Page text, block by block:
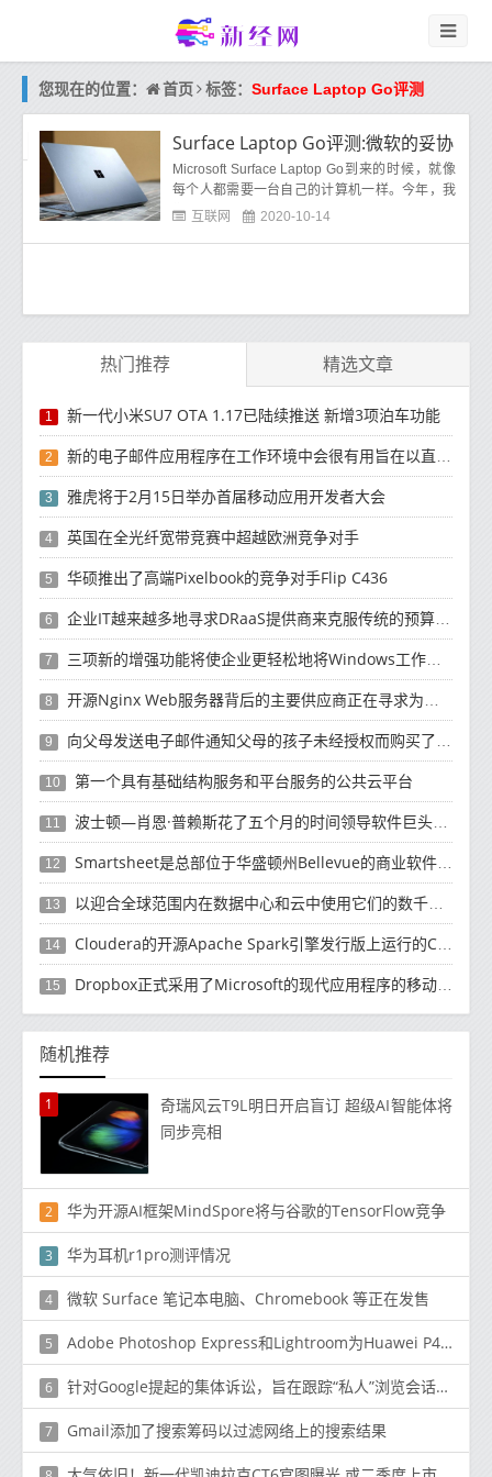
您现在的位置： 首页 标签： Surface Laptop Go评测
Surface Laptop Go评测:微软的妥协
Microsoft Surface Laptop Go到来的时候，就像
每个人都需要一台自己的计算机一样。今年，我
们对计算机的期望以及对计算机的需求已发生了
互联网 2020-10-14
热门推荐 精选文章
1 新一代小米SU7 OTA 1.17已陆续推送 新增3项泊车功能
2 新的电子邮件应用程序在工作环境中会很有用旨在以直观方式组织电子邮件收件箱的新功能
3 雅虎将于2月15日举办首届移动应用开发者大会
4 英国在全光纤宽带竞赛中超越欧洲竞争对手
5 华硕推出了高端Pixelbook的竞争对手Flip C436
6 企业IT越来越多地寻求DRaaS提供商来克服传统的预算资源和复杂性挑战
7 三项新的增强功能将使企业更轻松地将Windows工作负载迁移到云
8 开源Nginx Web服务器背后的主要供应商正在寻求为未来10年的增长提供资金
9 向父母发送电子邮件通知父母的孩子未经授权而购买了有关如何退款的产品
10 第一个具有基础结构服务和平台服务的公共云平台
11 波士顿—肖恩·普赖斯花了五个月的时间领导软件巨头SAP的云计算工作
12 Smartsheet是总部位于华盛顿州Bellevue的商业软件制造商
13 以迎合全球范围内在数据中心和云中使用它们的数千名客户
14 Cloudera的开源Apache Spark引擎发行版上运行的Cloud Dataflow版本
15 Dropbox正式​​采用了Microsoft的现代应用程序的移动计算方法
随机推荐
1
奇瑞风云T9L明日开启盲订 超级AI智能体将
同步亮相
2 华为开源AI框架MindSpore将与谷歌的TensorFlow竞争
3 华为耳机r1pro测评情况
4 微软 Surface 笔记本电脑、Chromebook 等正在发售
5 Adobe Photoshop Express和Lightroom为Huawei P40 Pro和众多Apple设备添加了镜头校正配置文件
6 针对Google提起的集体诉讼，旨在跟踪“私人”浏览会话中的用户
7 Gmail添加了搜索筹码以过滤网络上的搜索结果